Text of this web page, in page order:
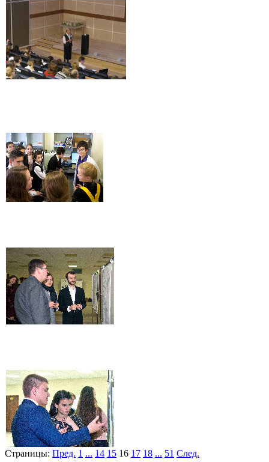
Страницы: Пред. 1 ... 14 15 16 17 18 ... 51 След.